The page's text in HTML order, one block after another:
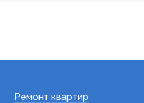
Ремонт квартир